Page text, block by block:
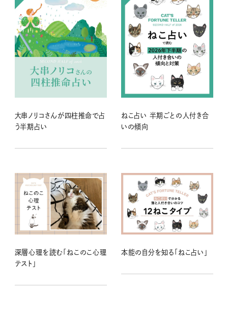
大串ノリコさんが四柱推命で占
う半期占い
ねこ占い 半期ごとの人付き合
いの傾向
深層心理を読む「ねこのこ心理
テスト」
本能の自分を知る「ねこ占い」